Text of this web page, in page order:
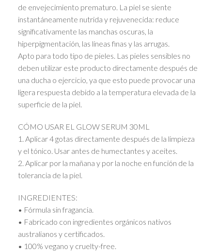
de envejecimiento prematuro. La piel se siente
instantáneamente nutrida y rejuvenecida: reduce
significativamente las manchas oscuras, la
hiperpigmentación, las líneas finas y las arrugas.
Apto para todo tipo de pieles. Las pieles sensibles no
deben utilizar este producto directamente después de
una ducha o ejercicio, ya que esto puede provocar una
ligera respuesta debido a la temperatura elevada de la
superficie de la piel.
CÓMO USAR EL GLOW SERUM 30ML
1. Aplicar 4 gotas directamente después de la limpieza
y el tónico. Usar antes de humectantes y aceites.
2. Aplicar por la mañana y por la noche en función de la
tolerancia de la piel.
INGREDIENTES:
• Fórmula sin fragancia.
• Fabricado con ingredientes orgánicos nativos
australianos y certificados.
• 100% vegano y cruelty-free.